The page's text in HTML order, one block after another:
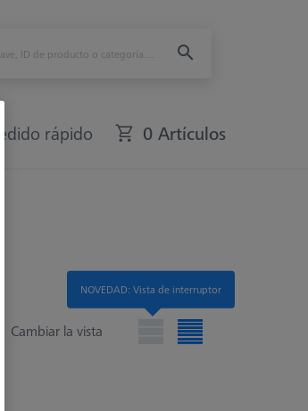
Pedido rápido 0 Artículos
Cambiar la vista
NOVEDAD: Vista de interruptor